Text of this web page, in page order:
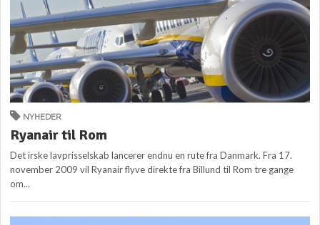
NYHEDER
Ryanair til Rom
Det irske lavprisselskab lancerer endnu en rute fra Danmark. Fra 17.
november 2009 vil Ryanair flyve direkte fra Billund til Rom tre gange
om...